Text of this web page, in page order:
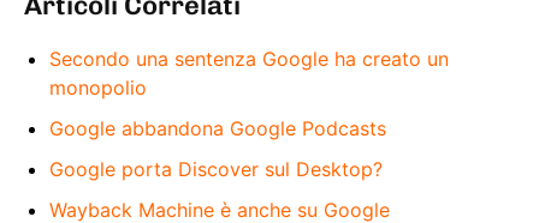
Secondo una sentenza Google ha creato un
monopolio
Google abbandona Google Podcasts
Google porta Discover sul Desktop?
Wayback Machine è anche su Google